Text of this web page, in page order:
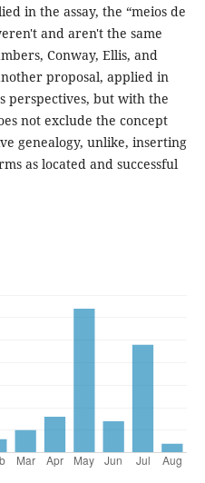
in the assay, the “meios de
and aren't the same
Conway, Ellis, and
proposal, applied in
perspectives, but with the
not exclude the concept
genealogy, unlike, inserting
as located and successful